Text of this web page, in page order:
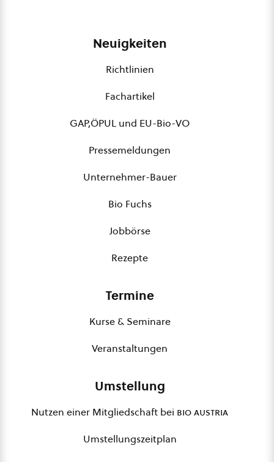
Neuigkeiten
Richtlinien
Fachartikel
GAP,ÖPUL und EU-Bio-VO
Pressemeldungen
Unternehmer-Bauer
Bio Fuchs
Jobbörse
Rezepte
Termine
Kurse & Seminare
Veranstaltungen
Umstellung
Nutzen einer Mitgliedschaft bei bio austria
Umstellungszeitplan